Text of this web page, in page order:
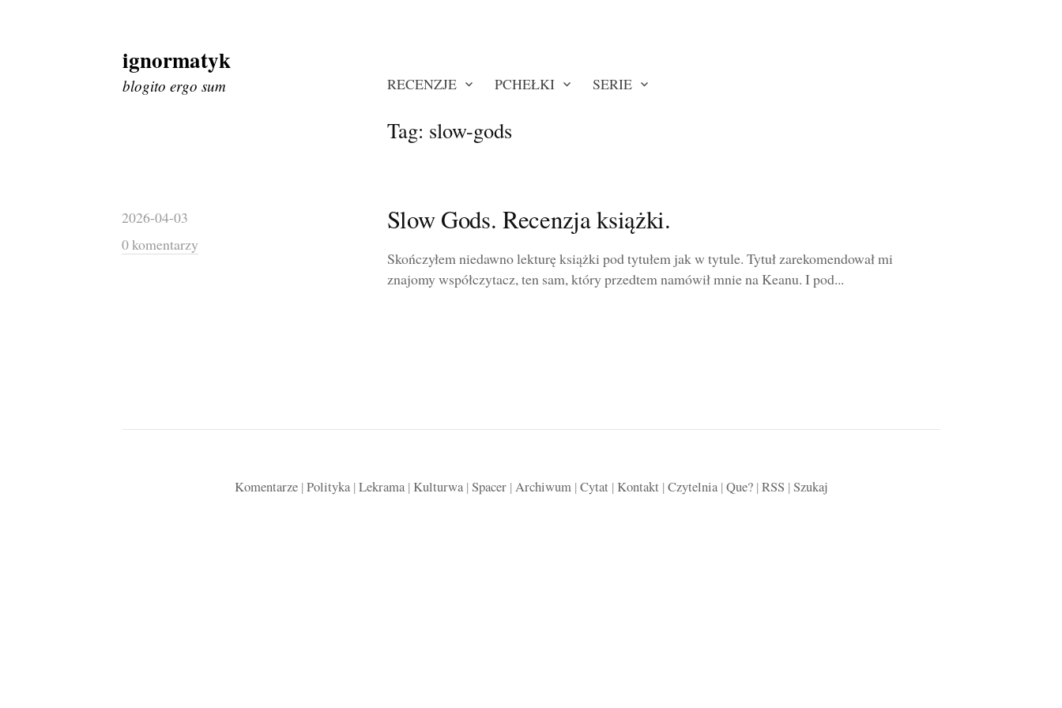
Skip
to
content
ignormatyk
blogito ergo sum RECENZJE PCHEŁKI SERIE
Tag: slow-gods
2026-04-03
0 komentarzy
Slow Gods. Recenzja książki.
Skończyłem niedawno lekturę książki pod tytułem jak w tytule. Tytuł zarekomendował mi
znajomy współczytacz, ten sam, który przedtem namówił mnie na Keanu. I pod...
Komentarze| Polityka| Lekrama| Kulturwa| Spacer| Archiwum| Cytat| Kontakt| Czytelnia| Que?| RSS | Szukaj